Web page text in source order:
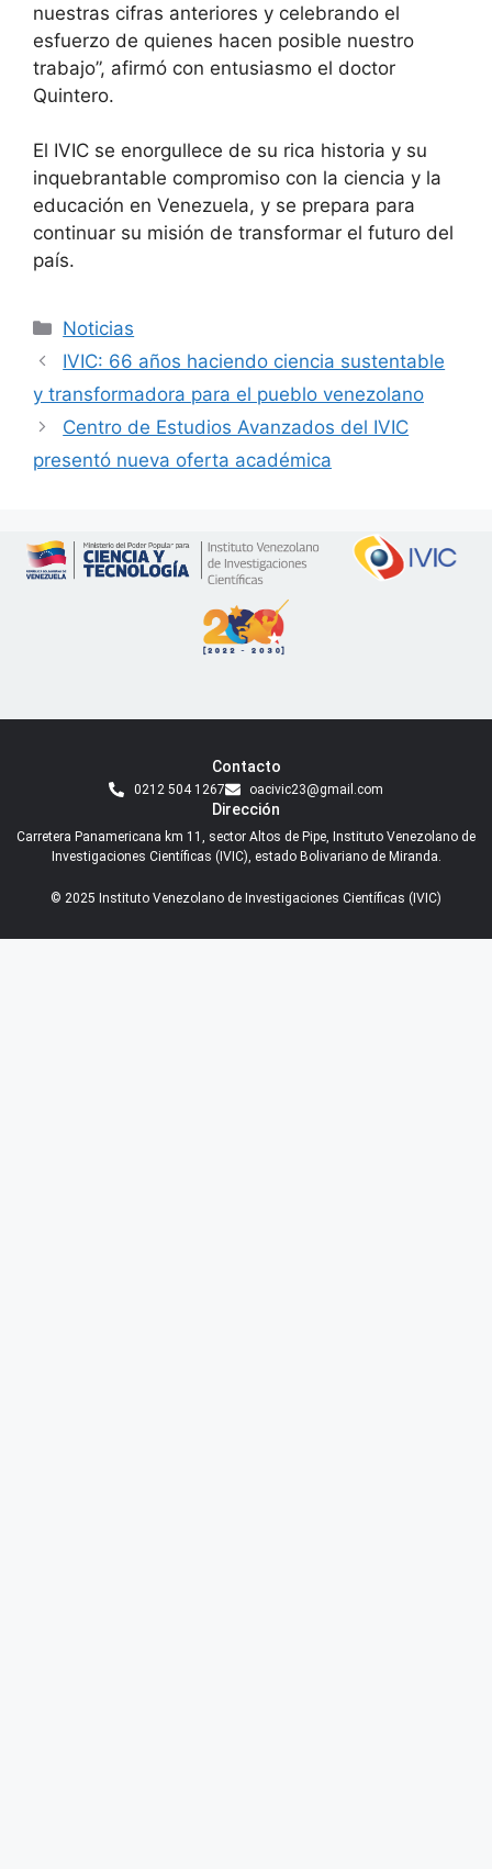
nuestras cifras anteriores y celebrando el
esfuerzo de quienes hacen posible nuestro
trabajo”, afirmó con entusiasmo el doctor
Quintero.
El IVIC se enorgullece de su rica historia y su
inquebrantable compromiso con la ciencia y la
educación en Venezuela, y se prepara para
continuar su misión de transformar el futuro del
país.
Noticias
IVIC: 66 años haciendo ciencia sustentable
y transformadora para el pueblo venezolano
Centro de Estudios Avanzados del IVIC
presentó nueva oferta académica
Contacto
0212 504 1267 oacivic23@gmail.com
Dirección
Carretera Panamericana km 11, sector Altos de Pipe, Instituto Venezolano de
Investigaciones Científicas (IVIC), estado Bolivariano de Miranda.
© 2025 Instituto Venezolano de Investigaciones Científicas (IVIC)